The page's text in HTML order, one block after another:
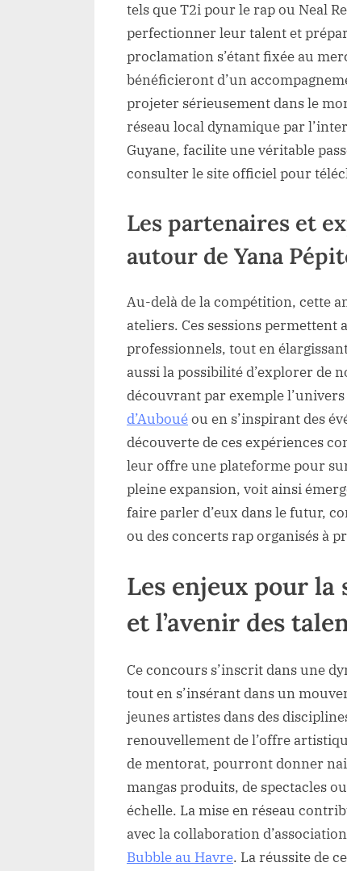
tels que T2i pour le rap ou Neal
perfectionner leur talent et
proclamation s’étant fixée au
bénéficieront d’un
projeter sérieusement dans le
réseau local dynamique par
Guyane, facilite une véritable
consulter le site officiel pour
Les partenaires et
autour de Yana
Au-delà de la compétition, cette
ateliers. Ces sessions permettent
professionnels, tout en
aussi la possibilité d’explorer de
découvrant par exemple
d’Aubouéou en s’inspirant des
découverte de ces expériences
leur offre une plateforme pour
pleine expansion, voit ainsi
faire parler d’eux dans le futur,
ou des concerts rap organisés à
Les enjeux pour la
et l’avenir des
Ce concours s’inscrit dans une
tout en s’insérant dans un
jeunes artistes dans des
renouvellement de l’offre
de mentorat, pourront donner
mangas produits, de spectacles
échelle. La mise en réseau
avec la collaboration
Bubble au Havre. La réussite de